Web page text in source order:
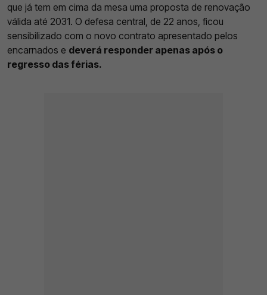
que já tem em cima da mesa uma proposta de renovação
válida até 2031. O defesa central, de 22 anos, ficou
sensibilizado com o novo contrato apresentado pelos
encarnados e deverá responder apenas após o
regresso das férias.